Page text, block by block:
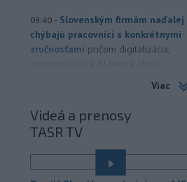
09:40 - Slovenským firmám naďalej
chýbajú pracovníci s konkrétnymi
zručnosťami pričom digitalizácia,
profesie. Účinným riešením na
prepojenie potrieb trhu práce s
pracovnou silou môže byť
rekvalifikácia.
Úrady v tomto roku doposiaľ
potvrdili 241 prípadov nákazy
Viac
Videá a prenosy
TASR TV